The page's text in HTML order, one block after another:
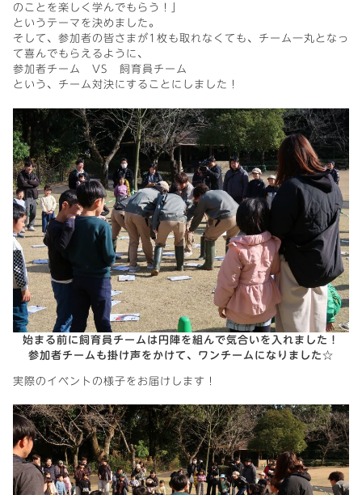
のことを楽しく学んでもらう！」
というテーマを決めました。
そして、参加者の皆さまが1枚も取れなくても、チーム一丸となっ
て喜んでもらえるように、
参加者チーム VS 飼育員チーム
という、チーム対決にすることにしました！
始まる前に飼育員チームは円陣を組んで気合いを入れました！
参加者チームも掛け声をかけて、ワンチームになりました☆
実際のイベントの様子をお届けします！